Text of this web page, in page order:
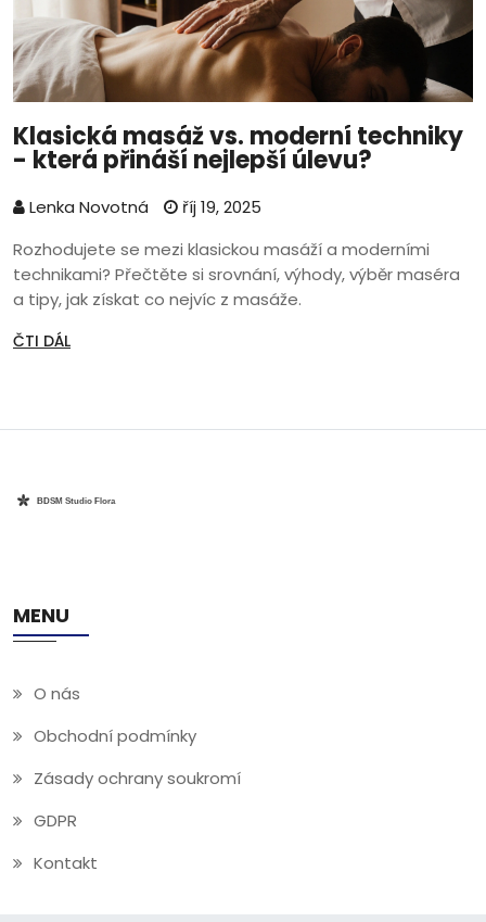
Klasická masáž vs. moderní techniky
- která přináší nejlepší úlevu?
Lenka Novotná
říj 19, 2025
Rozhodujete se mezi klasickou masáží a moderními
technikami? Přečtěte si srovnání, výhody, výběr maséra
a tipy, jak získat co nejvíc z masáže.
ČTI DÁL
MENU
O nás
Obchodní podmínky
Zásady ochrany soukromí
GDPR
Kontakt